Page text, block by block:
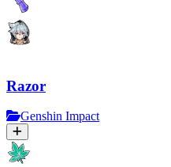
Razor
Genshin Impact